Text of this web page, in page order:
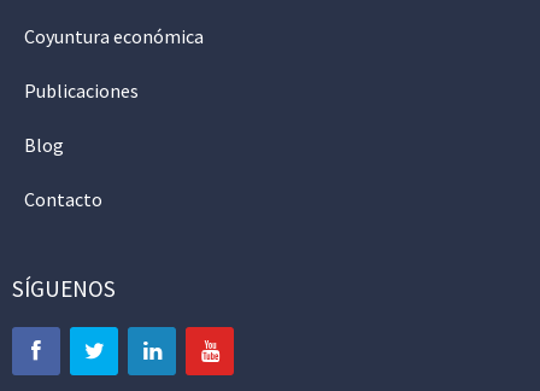
Coyuntura económica
Publicaciones
Blog
Contacto
SÍGUENOS